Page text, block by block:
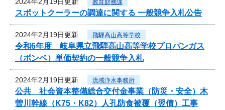
教育財務課
スポットクーラーの調達に関する 一般競争入札公告
2024年2月19日更新 飛騨高山高等学校
令和6年度 岐阜県立飛騨高山高等学校プロパンガス
（ボンベ）単価契約の一般競争入札
2024年2月19日更新 流域浄水事務所
公共 社会資本整備総合交付金事業（防災・安全）木
曽川幹線（K75・K82）人孔防食被覆（翌債）工事